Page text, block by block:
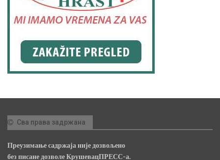
Сва права задржана
Преузимање садржаја није дозвољено
без писане дозволе КрушевацПРЕСС-а.